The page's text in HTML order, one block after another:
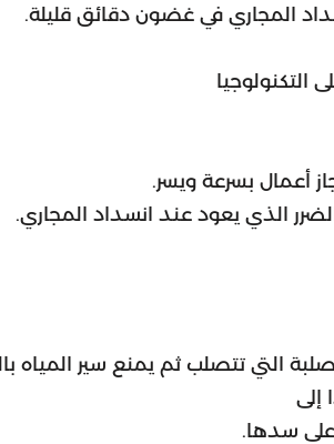
المجاري في غضون دقائق قليلة.
التكنولوجيا
أعمال بسرعة ويسر.
الذي يعود عند انسداد المجاري.
التي تتصلب ثم يمنع سير المياه
إلى
على سدها.